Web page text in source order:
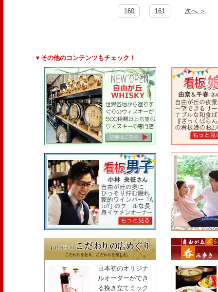
160 161 次へ ＞
▼その他のコンテンツもチェック！
日本初のオリジナ
ルオーダーができ
る挽き立てミック